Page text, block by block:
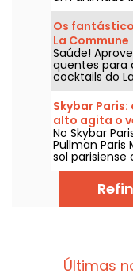
Pigalle.
Os
La Commune
Saúde!
quentes para
cocktails do
Skybar
alto agita o
No Skybar
Pullman Paris
sol
da Torre
afterwork e
Últimas